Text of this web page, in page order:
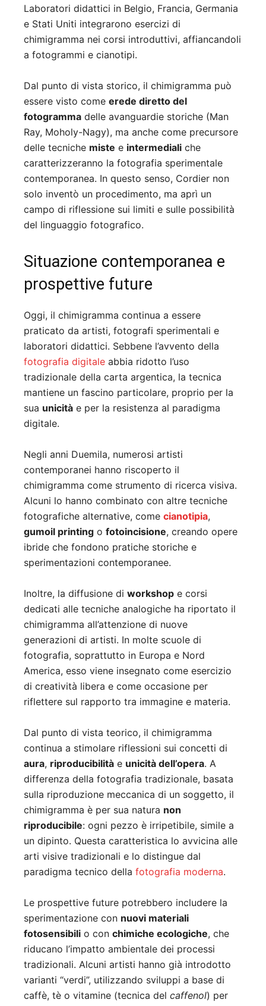
Laboratori didattici in Belgio, Francia, Germania
e Stati Uniti integrarono esercizi di
chimigramma nei corsi introduttivi, affiancandoli
a fotogrammi e cianotipi.
Dal punto di vista storico, il chimigramma può
essere visto come erede diretto del
fotogramma delle avanguardie storiche (Man
Ray, Moholy-Nagy), ma anche come precursore
delle tecniche miste e intermediali che
caratterizzeranno la fotografia sperimentale
contemporanea. In questo senso, Cordier non
solo inventò un procedimento, ma aprì un
campo di riflessione sui limiti e sulle possibilità
del linguaggio fotografico.
Situazione contemporanea e
prospettive future
Oggi, il chimigramma continua a essere
praticato da artisti, fotografi sperimentali e
laboratori didattici. Sebbene l’avvento della
fotografia digitale abbia ridotto l’uso
tradizionale della carta argentica, la tecnica
mantiene un fascino particolare, proprio per la
sua unicità e per la resistenza al paradigma
digitale.
Negli anni Duemila, numerosi artisti
contemporanei hanno riscoperto il
chimigramma come strumento di ricerca visiva.
Alcuni lo hanno combinato con altre tecniche
fotografiche alternative, come cianotipia,
gumoil printing o fotoincisione, creando opere
ibride che fondono pratiche storiche e
sperimentazioni contemporanee.
Inoltre, la diffusione di workshop e corsi
dedicati alle tecniche analogiche ha riportato il
chimigramma all’attenzione di nuove
generazioni di artisti. In molte scuole di
fotografia, soprattutto in Europa e Nord
America, esso viene insegnato come esercizio
di creatività libera e come occasione per
riflettere sul rapporto tra immagine e materia.
Dal punto di vista teorico, il chimigramma
continua a stimolare riflessioni sui concetti di
aura, riproducibilità e unicità dell’opera. A
differenza della fotografia tradizionale, basata
sulla riproduzione meccanica di un soggetto, il
chimigramma è per sua natura non
riproducibile: ogni pezzo è irripetibile, simile a
un dipinto. Questa caratteristica lo avvicina alle
arti visive tradizionali e lo distingue dal
paradigma tecnico della fotografia moderna.
Le prospettive future potrebbero includere la
sperimentazione con nuovi materiali
fotosensibili o con chimiche ecologiche, che
riducano l’impatto ambientale dei processi
tradizionali. Alcuni artisti hanno già introdotto
varianti “verdi”, utilizzando sviluppi a base di
caffè, tè o vitamine (tecnica del caffenol) per